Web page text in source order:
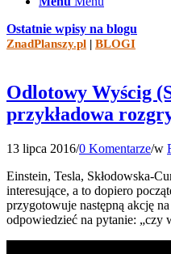
Ostatnie wpisy na blogu
ZnadPlanszy.pl | BLOGI
Odlotowy Wyścig
przykładowa
13 lipca 2016/0 Komentarze/w
Einstein, Tesla, Skłodowska-
interesujące, a to dopiero
przygotowuje następną akcję
odpowiedzieć na pytanie: „czy